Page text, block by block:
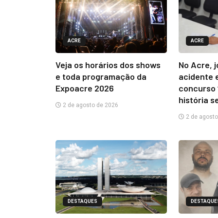
ACRE
Veja os horários dos shows
e toda programação da
Expoacre 2026
2 de agosto de 2026
ACRE
No Acre,
acidente
concurso
história
2 de
DESTAQUES